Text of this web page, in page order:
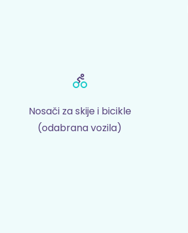
Nosači za skije i bicikle
(odabrana vozila)